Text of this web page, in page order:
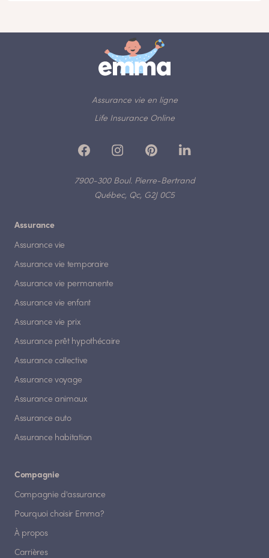
Assurance vie en ligne
Life Insurance Online
7900-300 Boul. Pierre-Bertrand
Québec, Qc, G2J 0C5
Assurance
Assurance vie
Assurance vie temporaire
Assurance vie permanente
Assurance vie enfant
Assurance vie prix
Assurance prêt hypothécaire
Assurance collective
Assurance voyage
Assurance animaux
Assurance auto
Assurance habitation
Compagnie
Compagnie d'assurance
Pourquoi choisir Emma?
À propos
Carrières